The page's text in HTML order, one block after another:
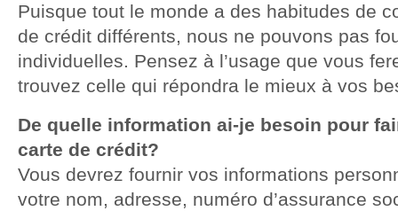
Puisque tout le monde a des habitudes de
de crédit différents, nous ne pouvons pas
individuelles. Pensez à l’usage que vous
trouvez celle qui répondra le mieux à vos
De quelle information ai-je besoin pour
carte de crédit?
Vous devrez fournir vos informations
votre nom, adresse, numéro d’assurance